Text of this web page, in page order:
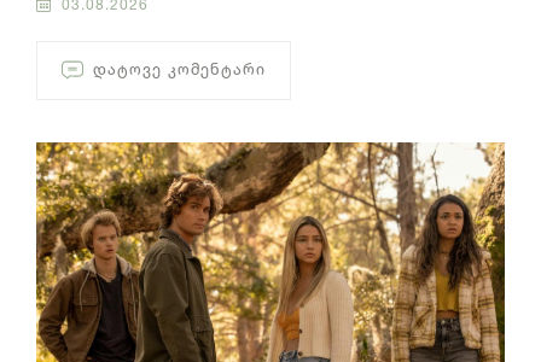
03.08.2026
ᲓᲐᲢᲝᲕᲔ ᲙᲝᲛᲔᲜᲢᲐᲠᲘ